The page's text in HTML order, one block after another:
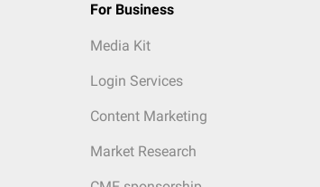
For Business
Media Kit
Login Services
Content Marketing
Market Research